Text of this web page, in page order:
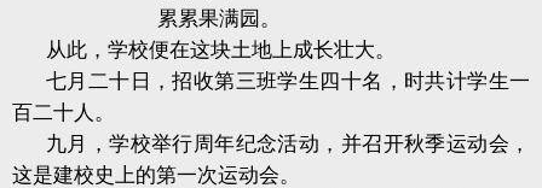
累累果满园。
从此，学校便在这块土地上成长壮大。
七月二十日，招收第三班学生四十名，时共计学生一
百二十人。
九月，学校举行周年纪念活动，并召开秋季运动会，
这是建校史上的第一次运动会。